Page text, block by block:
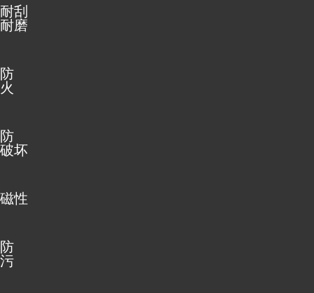
耐刮
耐磨
防
火
防
破坏
磁性
防
污